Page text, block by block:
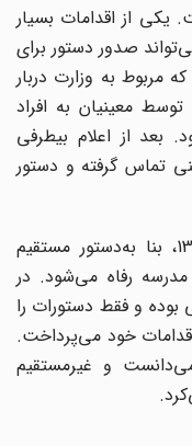
از اقدامات بسیار
صدور دستور برای
به وزارت دربار
روز قبل از 22 بهمن 1357، توسط معینیان به افراد
از اعلام بیطرفی
تماس گرفته و دستور
نشاط، در تاریخ 28 بهمن 1357، بنا به‌دستور مستقیم
رفاه می‌شود. در
و فقط دستورات را
خود می‌پرداخت.
و غیرمستقیم